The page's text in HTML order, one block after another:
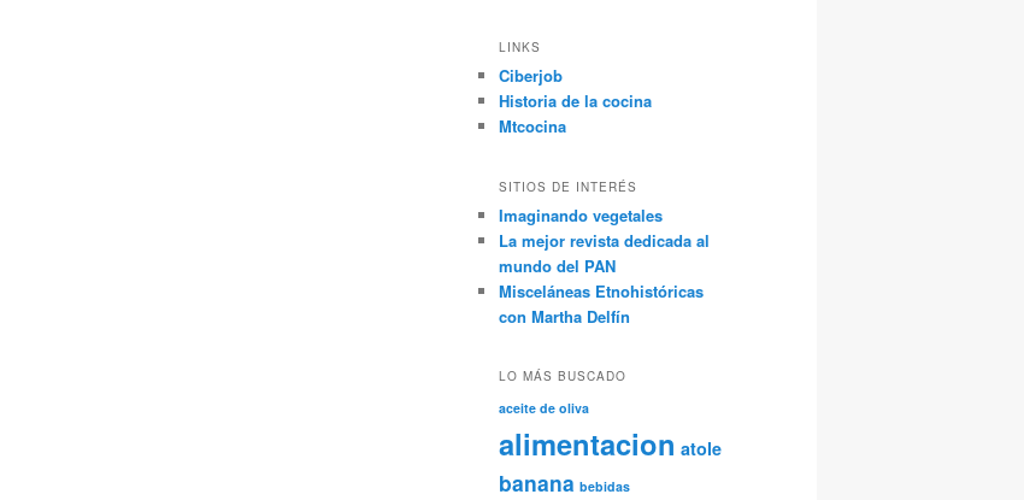
LINKS
Ciberjob
Historia de la cocina
Mtcocina
SITIOS DE INTERÉS
Imaginando vegetales
La mejor revista dedicada al
mundo del PAN
Misceláneas Etnohistóricas
con Martha Delfín
LO MÁS BUSCADO
aceite de oliva
alimentacion atole
banana bebidas